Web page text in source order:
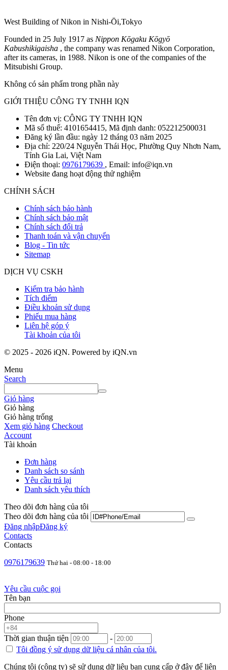
West Building of Nikon in Nishi-Ōi,Tokyo
Founded in 25 July 1917 as Nippon Kōgaku Kōgyō
Kabushikigaisha , the company was renamed Nikon Corporation,
after its cameras, in 1988. Nikon is one of the companies of the
Mitsubishi Group.
Không có sản phẩm trong phần này
GIỚI THIỆU CÔNG TY TNHH IQN
Tên đơn vị: CÔNG TY TNHH IQN
Mã số thuế: 4101654415, Mã định danh: 052212500031
Đăng ký lần đầu: ngày 12 tháng 03 năm 2025
Địa chỉ: 220/24 Nguyễn Thái Học, Phường Quy Nhơn Nam,
Tỉnh Gia Lai, Việt Nam
Điện thoại: 0976179639 , Email: info@iqn.vn
Website đang hoạt động thử nghiệm
CHÍNH SÁCH
Chính sách bảo hành
Chính sách bảo mật
Chính sách đổi trả
Thanh toán và vận chuyển
Blog - Tin tức
Sitemap
DỊCH VỤ CSKH
Kiểm tra bảo hành
Tích điểm
Điều khoản sử dụng
Phiếu mua hàng
Liên hệ góp ý
Tài khoản của tôi
© 2025 - 2026 iQN. Powered by iQN.vn
Menu
Search
Giỏ hàng
Giỏ hàng
Giỏ hàng trống
Xem giỏ hàng Checkout
Account
Tài khoản
Đơn hàng
Danh sách so sánh
Yêu cầu trả lại
Danh sách yêu thích
Theo dõi đơn hàng của tôi
Theo dõi đơn hàng của tôi
Đăng nhậpĐăng ký
Contacts
Contacts
0976179639 Thứ hai - 08:00 - 18:00
Yêu cầu cuộc gọi
Tên bạn
Phone
Thời gian thuận tiện
-
Tôi đồng ý sử dụng dữ liệu cá nhân của tôi.
Chúng tôi (công ty) sẽ sử dụng dữ liệu bạn cung cấp ở đây để liên